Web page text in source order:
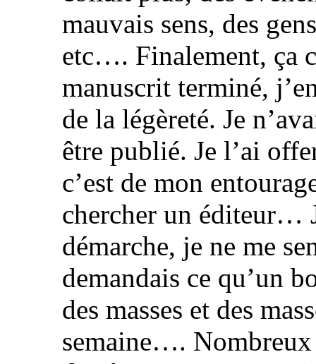
mauvais sens, des
etc…. Finalement, ça
manuscrit terminé,
de la légèreté. Je
être publié. Je l’ai
c’est de mon
chercher un éditeur…
démarche, je ne me
demandais ce qu’un
des masses et des
semaine….